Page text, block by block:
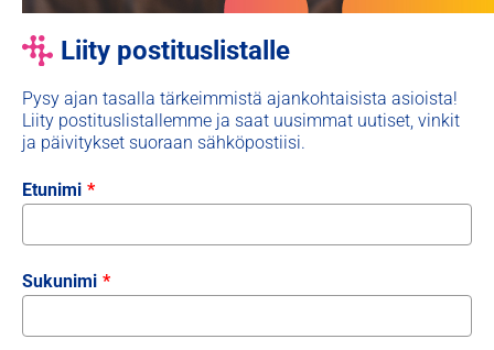
Liity postituslistalle
Pysy ajan tasalla tärkeimmistä ajankohtaisista asioista!
Liity postituslistallemme ja saat uusimmat uutiset, vinkit
ja päivitykset suoraan sähköpostiisi.
Etunimi *
Sukunimi *